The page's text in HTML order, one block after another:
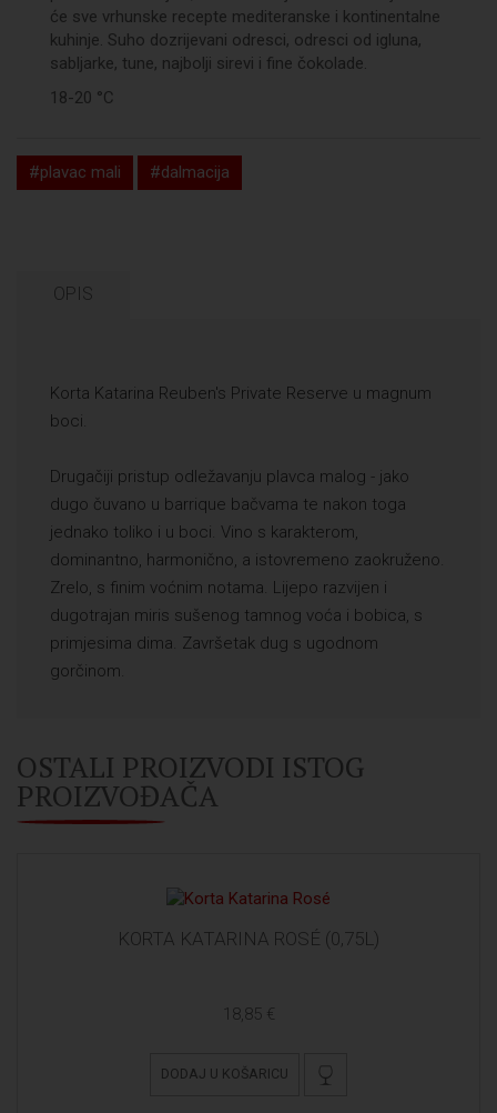
će sve vrhunske recepte mediteranske i kontinentalne
kuhinje. Suho dozrijevani odresci, odresci od igluna,
sabljarke, tune, najbolji sirevi i fine čokolade.
18-20 °C
#plavac mali #dalmacija
OPIS
Korta Katarina Reuben's Private Reserve u magnum
boci.
Drugačiji pristup odležavanju plavca malog - jako
dugo čuvano u barrique bačvama te nakon toga
jednako toliko i u boci. Vino s karakterom,
dominantno, harmonično, a istovremeno zaokruženo.
Zrelo, s finim voćnim notama. Lijepo razvijen i
dugotrajan miris sušenog tamnog voća i bobica, s
primjesima dima. Završetak dug s ugodnom
gorčinom.
OSTALI PROIZVODI ISTOG
PROIZVOĐAČA
KORTA KATARINA ROSÉ (0,75L)
18,85 €
DODAJ U KOŠARICU